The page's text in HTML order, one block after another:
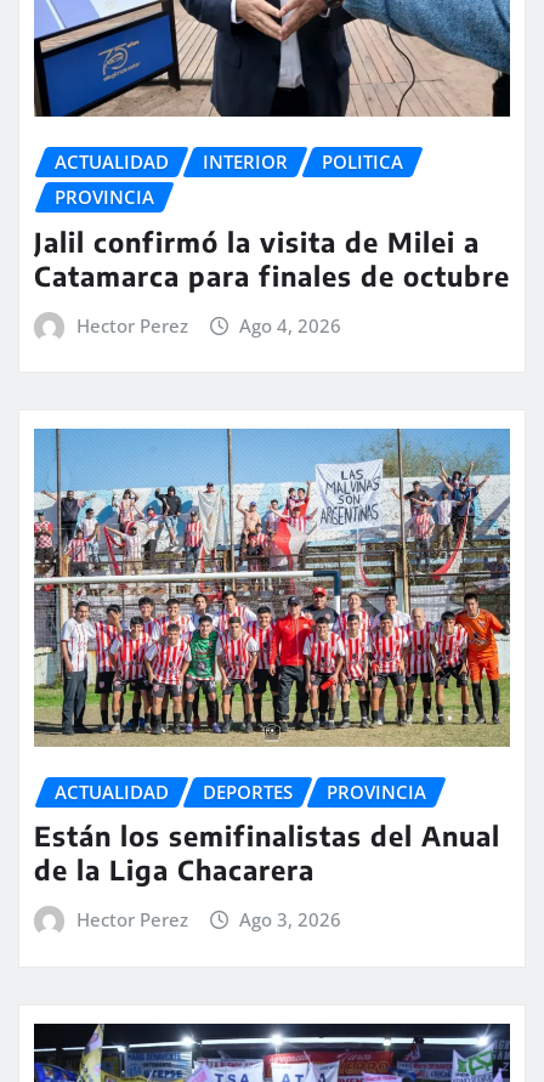
ACTUALIDAD INTERIOR
POLITICA
PROVINCIA
Jalil confirmó la visita de Milei a
Catamarca para finales de octubre
Hector Perez Ago 4, 2026
ACTUALIDAD DEPORTES PROVINCIA
Están los semifinalistas del Anual
de la Liga Chacarera
Hector Perez Ago 3, 2026